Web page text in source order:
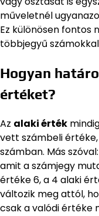
műveletnél
Ez különösen fontos
többjegyű
Hogyan
értéket?
Az alaki érték
vett számbeli
számban. Más
amit a számjegy
értéke 6, a 4 alaki
változik meg attól,
csak a valódi értéke